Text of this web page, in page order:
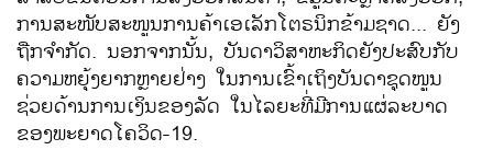
ການ​ສະໜັບສະໜູນ​ການ​ຄ້າ​ເອ​ເລັກ​ໂຕຣນິກຂ້າມ​ຊາດ... ຍັງ​
ຖືກ​ຈຳກັດ. ນອກຈາກ​ນັ້ນ, ບັນດາ​ວິ​ສາ​ຫະກິດ​ຍັງ​ປະສົບ​ກັບ​
ຄວາມ​ຫຍຸ້ງຍາກ​ຫຼາຍ​ຢ່າງ ​ໃນ​ການ​ເຂົ້າ​ເຖິງ​ບັນດາ​ຊຸດ​ໜູນ​
ຊ່ວຍ​ດ້ານ​ການ​ເງິນ​​ຂອງ​ລັດ​ ໃນ​ໄລຍະ​ທີ່ມີການ​ແຜ່​ລະບາດ​
ຂອງພະຍາດ​ໂຄ​ວິດ-19.